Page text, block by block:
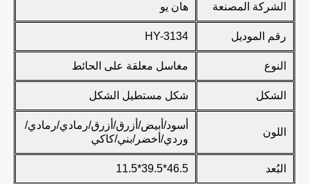
الشركة المصنعة هان يو
رقم الموديل HY-3134
النوع مغاسل معلقة على الحائط
الشكل شكل مستطيل الشكل
اللون
أسود/أبيض/أزرق/أزرق/رمادي/رمادي/
وردي/أخضر/بني/كاكي
البُعد 46.5*39.5*11.5